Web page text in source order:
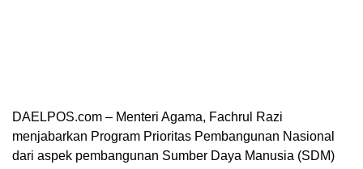
DAELPOS.com – Menteri Agama, Fachrul Razi
menjabarkan Program Prioritas Pembangunan Nasional
dari aspek pembangunan Sumber Daya Manusia (SDM)